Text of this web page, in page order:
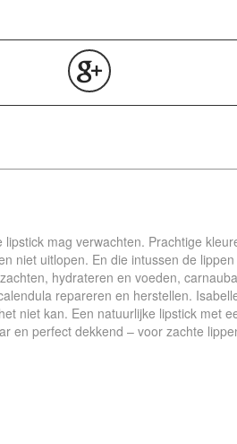
mag verwachten. Prachtige
niet uitlopen. En die intussen de
hydrateren en voeden,
repareren en herstellen.
niet kan. Een natuurlijke lipstick met
en perfect dekkend – voor zachte